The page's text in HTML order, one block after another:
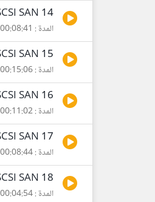
14 RHCE7 Configuring an iSCSI SAN
المدة : 00:08:41
15 RHCE7 Configuring an iSCSI SAN
المدة : 00:15:06
16 RHCE7 Configuring an iSCSI SAN
المدة : 00:11:02
17 RHCE7 Configuring an iSCSI SAN
المدة : 00:08:44
18 RHCE7 Configuring an iSCSI SAN
المدة : 00:04:54